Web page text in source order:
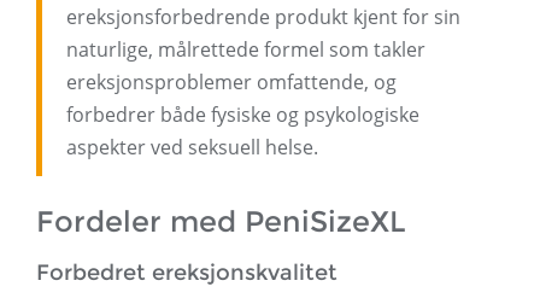
ereksjonsforbedrende produkt kjent for sin
naturlige, målrettede formel som takler
ereksjonsproblemer omfattende, og
forbedrer både fysiske og psykologiske
aspekter ved seksuell helse.
Fordeler med PeniSizeXL
Forbedret ereksjonskvalitet